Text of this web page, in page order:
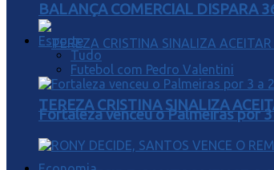
TEREZA CRISTINA SINALIZA
BALANÇA COMERCIAL DISPARA
Esporte
Tudo
Futebol com Pedro Valentini
Fortaleza venceu o Palmeiras por